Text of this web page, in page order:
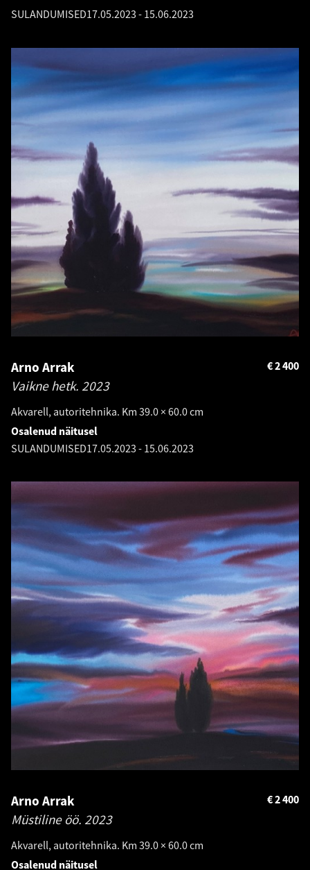
SULANDUMISED17.05.2023 - 15.06.2023
Arno Arrak
Vaikne hetk. 2023
Akvarell, autoritehnika. Km 39.0 × 60.0 cm
2 400
€
Osalenud näitusel
SULANDUMISED17.05.2023 - 15.06.2023
Arno Arrak
Müstiline öö. 2023
Akvarell, autoritehnika. Km 39.0 × 60.0 cm
2 400
€
Osalenud näitusel